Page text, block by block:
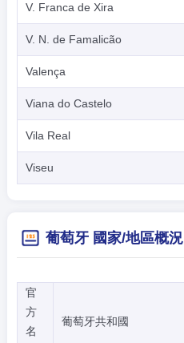
V. Franca de Xira
V. N. de Famalicão
Valença
Viana do Castelo
Vila Real
Viseu
葡萄牙 國家/地區概況
官
方
名
葡萄牙共和國